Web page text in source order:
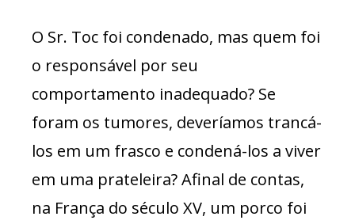
O Sr. Toc foi condenado, mas quem foi
o responsável por seu
comportamento inadequado? Se
foram os tumores, deveríamos trancá-
los em um frasco e condená-los a viver
em uma prateleira? Afinal de contas,
na França do século XV, um porco foi